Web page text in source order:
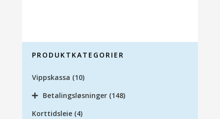
PRODUKTKATEGORIER
Vippskassa (10)
Betalingsløsninger (148)
Korttidsleie (4)